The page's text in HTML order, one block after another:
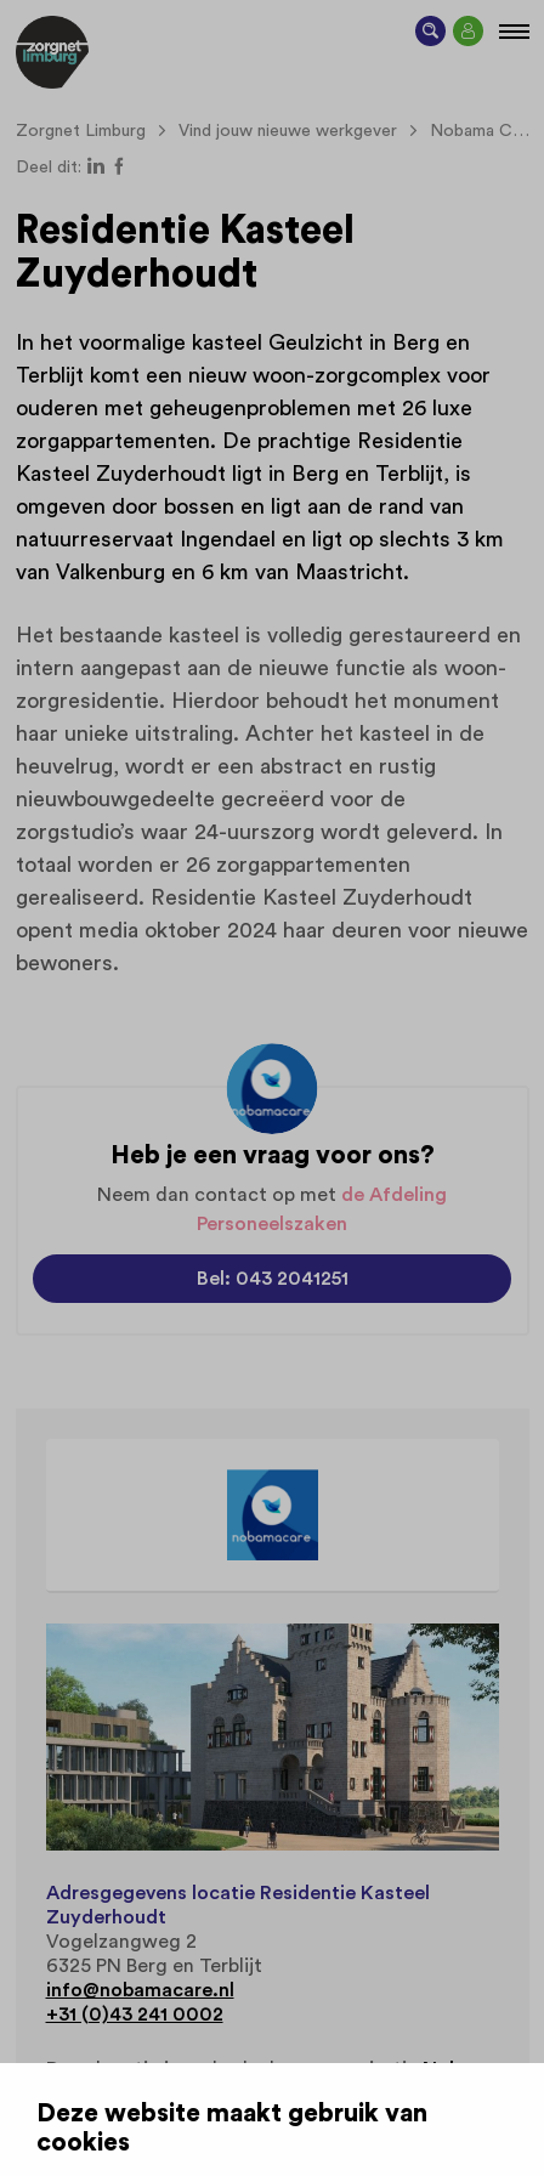
Deze website maakt gebruik van
cookies
Zorgnet Limburg Vind jouw nieuwe werkgever Nobama Care
Deel dit:
Residentie Kasteel
Zuyderhoudt
In het voormalige kasteel Geulzicht in Berg en
Terblijt komt een nieuw woon-zorgcomplex voor
ouderen met geheugenproblemen met 26 luxe
zorgappartementen. De prachtige Residentie
Kasteel Zuyderhoudt ligt in Berg en Terblijt, is
omgeven door bossen en ligt aan de rand van
natuurreservaat Ingendael en ligt op slechts 3 km
van Valkenburg en 6 km van Maastricht.
Het bestaande kasteel is volledig gerestaureerd en
intern aangepast aan de nieuwe functie als woon-
zorgresidentie. Hierdoor behoudt het monument
haar unieke uitstraling. Achter het kasteel in de
heuvelrug, wordt er een abstract en rustig
nieuwbouwgedeelte gecreëerd voor de
zorgstudio’s waar 24-uurszorg wordt geleverd. In
totaal worden er 26 zorgappartementen
gerealiseerd. Residentie Kasteel Zuyderhoudt
opent media oktober 2024 haar deuren voor nieuwe
bewoners.
Heb je een vraag voor ons?
Neem dan contact op met de Afdeling
Personeelszaken
Bel: 043 2041251
Adresgegevens locatie Residentie Kasteel
Zuyderhoudt
Vogelzangweg 2
6325 PN Berg en Terblijt
info@nobamacare.nl
+31 (0)43 241 0002
Deze locatie is onderdeel van organisatieNobama
Werkvelden